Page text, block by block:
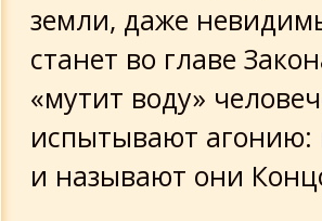
земли, даже
станет во главе
«мутит воду»
испытывают агонию:
и называют они